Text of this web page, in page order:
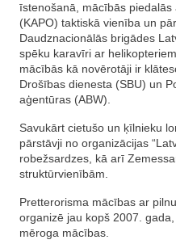
īstenošanā, mācībās
(KAPO) taktiskā vienība un
Daudznacionālās brigādes
spēku karavīri ar
mācībās kā novērotāji ir
Drošības dienesta (SBU) un
aģentūras (ABW).
Savukārt cietušo un ķīlnieku
pārstāvji no organizācijas
robežsardzes, kā arī
struktūrvienībām.
Pretterorisma mācības ar
organizē jau kopš 2007.
mēroga mācības.